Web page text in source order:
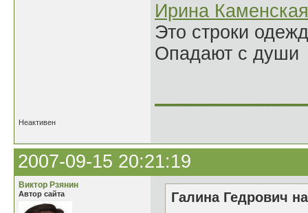
Ирина Каменская
Это строки
Опадают с души
Неактивен
2007-09-15 20:21:19
Виктор Рзянин
Автор сайта Галина Гедрович